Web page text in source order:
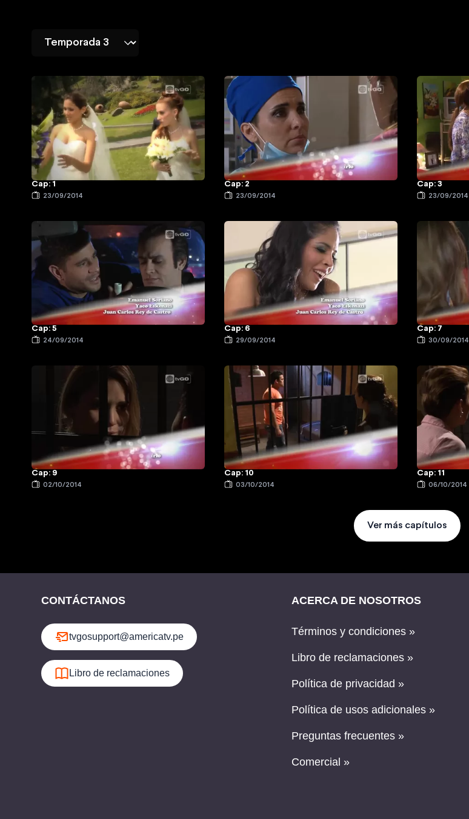
Cap: 1
23/09/2014
Cap: 2
23/09/2014
Cap: 3
23/09/2014
Cap: 5
24/09/2014
Cap: 6
29/09/2014
Cap: 7
30/09/2014
Cap: 9
02/10/2014
Cap: 10
03/10/2014
Cap: 11
06/10/2014
Ver más capítulos
CONTÁCTANOS
tvgosupport@americatv.pe
Libro de reclamaciones
ACERCA DE NOSOTROS
Términos y condiciones »
Libro de reclamaciones »
Política de privacidad »
Política de usos adicionales »
Preguntas frecuentes »
Comercial »